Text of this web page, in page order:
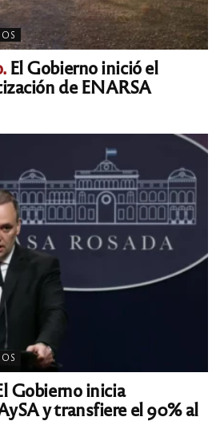
El Gobierno inició el
de ENARSA
Gobierno inicia
y transfiere el 90% al